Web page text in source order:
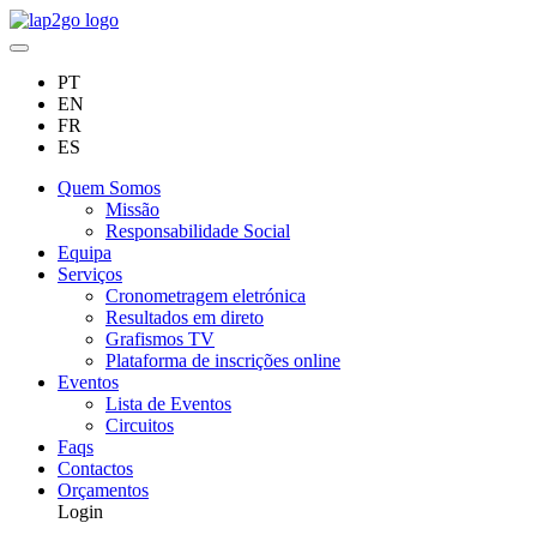
PT
EN
FR
ES
Quem Somos
Missão
Responsabilidade Social
Equipa
Serviços
Cronometragem eletrónica
Resultados em direto
Grafismos TV
Plataforma de inscrições online
Eventos
Lista de Eventos
Circuitos
Faqs
Contactos
Orçamentos
Login